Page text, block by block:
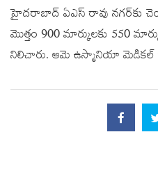
హైదరాబాద్‌ ఏఎస్ రావు నగర్‌కు
మొత్తం 900 మార్కులకు 550
నిలిచారు. ఆమె ఉస్మానియా మెడికల్